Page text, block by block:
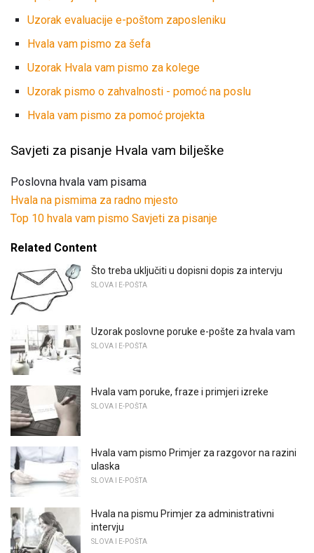
Uzorak evaluacije e-poštom zaposleniku
Hvala vam pismo za šefa
Uzorak Hvala vam pismo za kolege
Uzorak pismo o zahvalnosti - pomoć na poslu
Hvala vam pismo za pomoć projekta
Savjeti za pisanje Hvala vam bilješke
Poslovna hvala vam pisama
Hvala na pismima za radno mjesto
Top 10 hvala vam pismo Savjeti za pisanje
Related Content
Što treba uključiti u dopisni dopis za intervju
SLOVA I E-POŠTA
Uzorak poslovne poruke e-pošte za hvala vam
SLOVA I E-POŠTA
Hvala vam poruke, fraze i primjeri izreke
SLOVA I E-POŠTA
Hvala vam pismo Primjer za razgovor na razini
ulaska
SLOVA I E-POŠTA
Hvala na pismu Primjer za administrativni
intervju
SLOVA I E-POŠTA